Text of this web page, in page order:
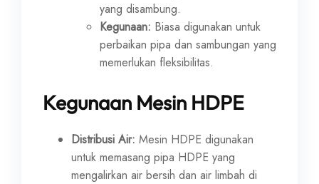
yang disambung.
Kegunaan: Biasa digunakan untuk
perbaikan pipa dan sambungan yang
memerlukan fleksibilitas.
Kegunaan Mesin HDPE
Distribusi Air: Mesin HDPE digunakan
untuk memasang pipa HDPE yang
mengalirkan air bersih dan air limbah di